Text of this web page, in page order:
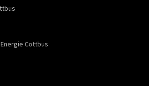
Energie Cottbus